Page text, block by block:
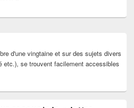
d'une vingtaine et sur des sujets divers
etc.), se trouvent facilement accessibles